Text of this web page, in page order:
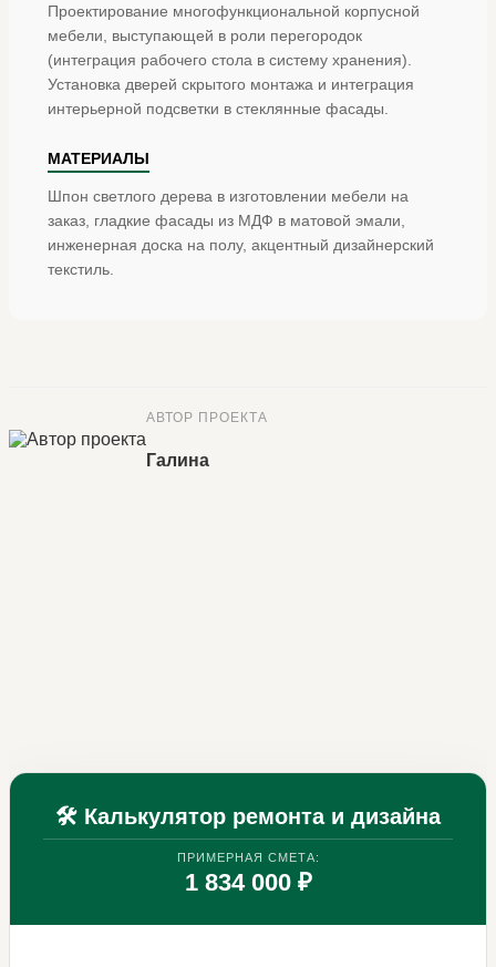
Проектирование многофункциональной корпусной
мебели, выступающей в роли перегородок
(интеграция рабочего стола в систему хранения).
Установка дверей скрытого монтажа и интеграция
интерьерной подсветки в стеклянные фасады.
МАТЕРИАЛЫ
Шпон светлого дерева в изготовлении мебели на
заказ, гладкие фасады из МДФ в матовой эмали,
инженерная доска на полу, акцентный дизайнерский
текстиль.
АВТОР ПРОЕКТА
Галина
🛠 Калькулятор ремонта и дизайна
ПРИМЕРНАЯ СМЕТА:
1 834 000 ₽